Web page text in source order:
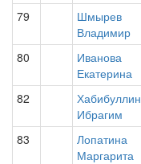
79
Шмырев
Владимир
80
Иванова
Екатерина
82
Хабибуллин
Ибрагим
83
Лопатина
Маргарита